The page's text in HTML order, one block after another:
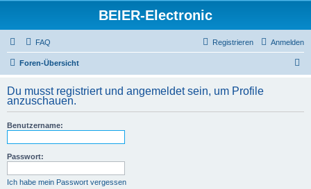
BEIER-Electronic
FAQ Anmelden
Registrieren
Foren-Übersicht
h
Du musst registriert und angemeldet sein, um Profile
anzuschauen.
Benutzername:
Passwort:
Ich habe mein Passwort vergessen